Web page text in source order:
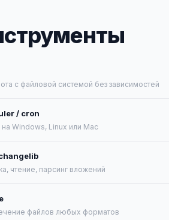
с файловой системой без зависимостей
/ cron
Windows, Linux или Mac
чтение, парсинг вложений
файлов любых форматов